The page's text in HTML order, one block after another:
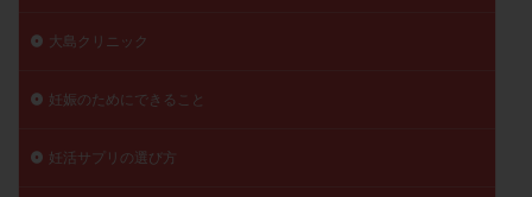
大島クリニック
妊娠のためにできること
妊活サプリの選び方